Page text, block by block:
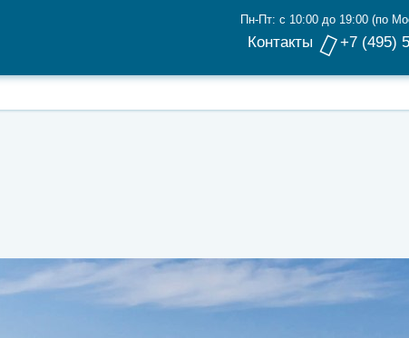
Контакты
Пн-Пт: с 10:00 до 19:00 (по
+7 (495)